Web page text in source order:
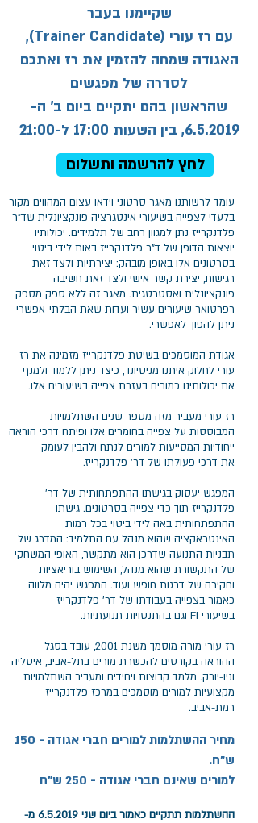
שקיימנו בעבר
עם רז עורי (Trainer Candidate),
האגודה שמחה להזמין את רז ואתכם
לסדרה של מפגשים
שהראשון בהם יתקיים ביום ב' ה-
6.5.2019, בין השעות 17:00 ל-21:00
לחץ להרשמה ותשלום
עומד לרשותנו מאגר סרטוני וידאו עצום המהווים מקור
בלעדי לצפייה בשיעורי אינטגרציה פונקציונלית שד"ר
פלדנקרייז נתן למגוון רחב של תלמידים. יכולותיו
יוצאות הדופן של ד"ר פלדנקרייז באות לידי ביטוי
בסרטונים אלו באופן מובהק: יצירתיות ולצד זאת
רגישות, יצירת קשר אישי ולצד זאת חשיבה
פונקציונלית ואסטרטגית. מאגר זה ללא ספק מספק
רפרטואר שיעורים עשיר ועדות שאת הבלתי-אפשרי
ניתן להפוך לאפשרי.
אגודת המוסמכים בשיטת פלדנקרייז מזמינה את רז
עורי לחלוק איתנו מניסיונו , כיצד ניתן ללמוד ולמנף
את יכולותינו כמורים בעזרת צפייה בשיעורים אלו.
רז עורי מעביר מזה מספר שנים השתלמויות
המבוססות על צפייה בחומרים אלו ופיתח דרכי הוראה
ייחודיות המסייעות למורים לנתח ולהבין לעומק
את דרכי פעולתו של דר' פלדנקרייז.
המפגש יעסוק בגישתו ההתפתחותית של דר'
פלדנקרייז תוך כדי צפייה בסרטונים. גישתו
ההתפתחותית באה לידי ביטוי בכל רמות
האינטראקציה שהוא מנהל עם התלמיד: המדרג של
תבניות התנועה שדרכן הוא מתקשר, האופי המשחקי
של התקשורת שהוא מנהל, השימוש בוריאציות
וחקירה של דרגות חופש ועוד. המפגש יהיה מלווה
כאמור בצפייה בעבודתו של דר' פלדנקרייז
בשיעורי FI וגם בהתנסויות תנועתיות.
רז עורי מורה מוסמך משנת 2001, עובד בסגל
ההוראה בקורסים להכשרת מורים בתל-אביב, איטליה
וניו-יורק. מלמד קבוצות ויחידים ומעביר השתלמויות
מקצועיות למורים מוסמכים במרכז פלדנקרייז
רמת-אביב.
מחיר ההשתלמות למורים חברי אגודה - 150
ש"ח.
למורים שאינם חברי אגודה - 250 ש"ח
ההשתלמות תתקיים כאמור ביום שני 6.5.2019 מ-